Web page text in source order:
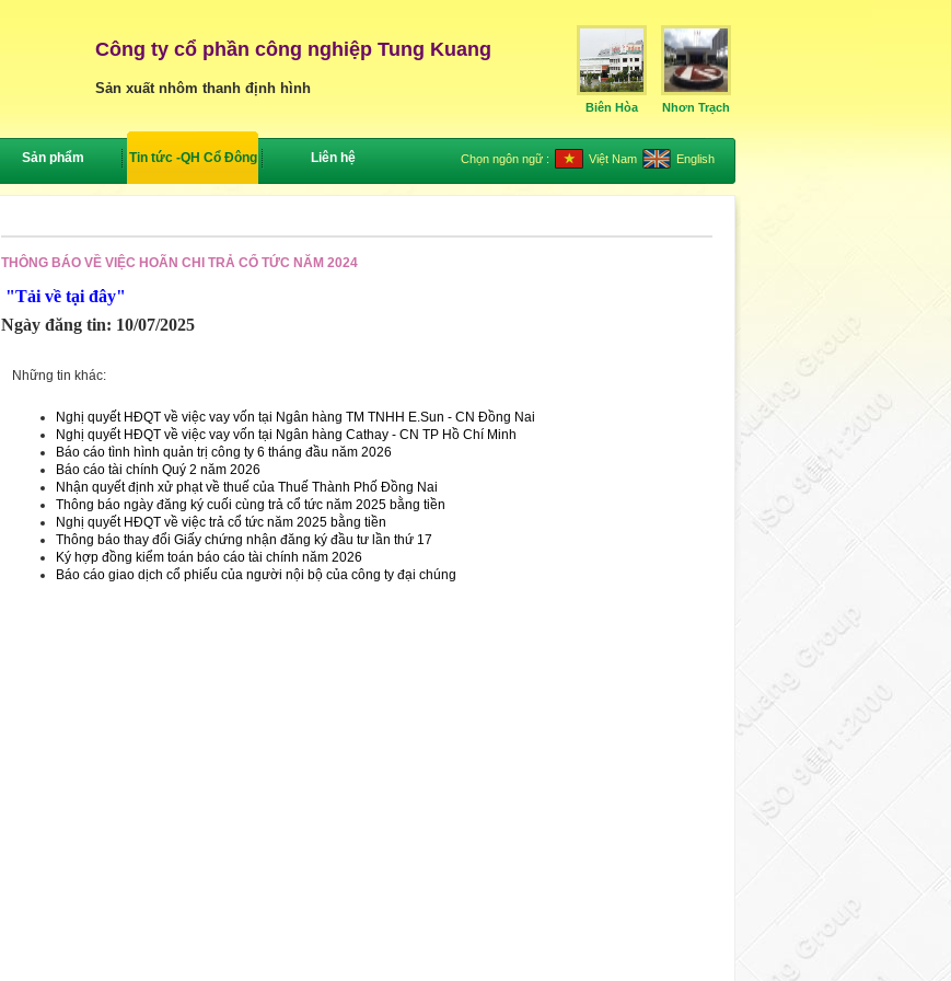
Công ty cổ phần công nghiệp Tung Kuang
Sản xuất nhôm thanh định hình
Biên Hòa Nhơn Trạch
Sản phẩm Tin tức -QH Cổ Đông Liên hệ Chọn ngôn ngữ : Việt Nam English
THÔNG BÁO VỀ VIỆC HOÃN CHI TRẢ CỔ TỨC NĂM 2024
"Tải về tại đây"
Ngày đăng tin: 10/07/2025
Những tin khác:
Nghị quyết HĐQT về việc vay vốn tại Ngân hàng TM TNHH E.Sun - CN Đồng Nai
Nghị quyết HĐQT về việc vay vốn tại Ngân hàng Cathay - CN TP Hồ Chí Minh
Báo cáo tình hình quản trị công ty 6 tháng đầu năm 2026
Báo cáo tài chính Quý 2 năm 2026
Nhận quyết định xử phạt về thuế của Thuế Thành Phố Đồng Nai
Thông báo ngày đăng ký cuối cùng trả cổ tức năm 2025 bằng tiền
Nghị quyết HĐQT về việc trả cổ tức năm 2025 bằng tiền
Thông báo thay đổi Giấy chứng nhận đăng ký đầu tư lần thứ 17
Ký hợp đồng kiểm toán báo cáo tài chính năm 2026
Báo cáo giao dịch cổ phiếu của người nội bộ của công ty đại chúng